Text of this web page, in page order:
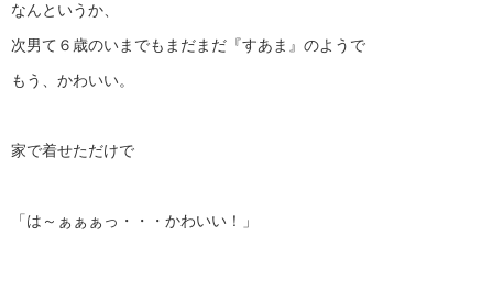
なんというか、
次男て６歳のいまでもまだまだ『すあま』のようで
もう、かわいい。
家で着せただけで
「は～ぁぁぁっ・・・かわいい！」